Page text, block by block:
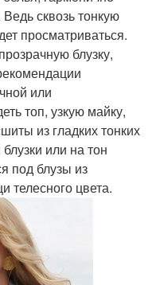
сквозь тонкую
просматриваться.
блузку,
или
топ, узкую майку,
из гладких тонких
или на тон
под блузы из
телесного цвета.